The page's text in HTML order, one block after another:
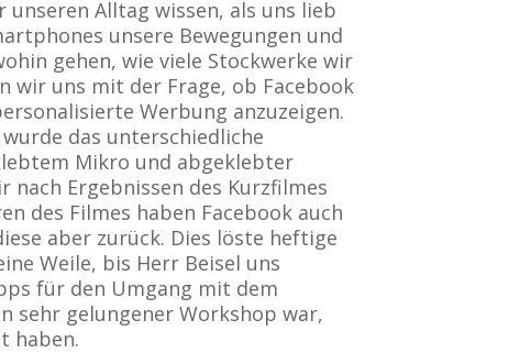
Alltag wissen, als uns lieb
unsere Bewegungen und
gehen, wie viele Stockwerke wir
wir uns mit der Frage, ob Facebook
Werbung anzuzeigen.
das unterschiedliche
Mikro und abgeklebter
Ergebnissen des Kurzfilmes
des Filmes haben Facebook auch
aber zurück. Dies löste heftige
Weile, bis Herr Beisel uns
für den Umgang mit dem
sehr gelungener Workshop war,
haben.